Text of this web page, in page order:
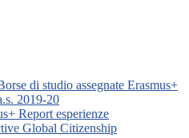
di studio assegnate Erasmus+
2019-20
Report esperienze
Global Citizenship